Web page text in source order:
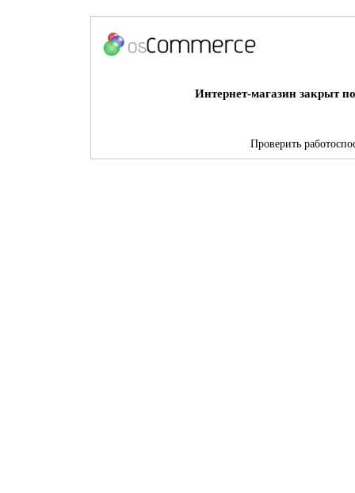
Интернет-магазин закрыт
Проверить